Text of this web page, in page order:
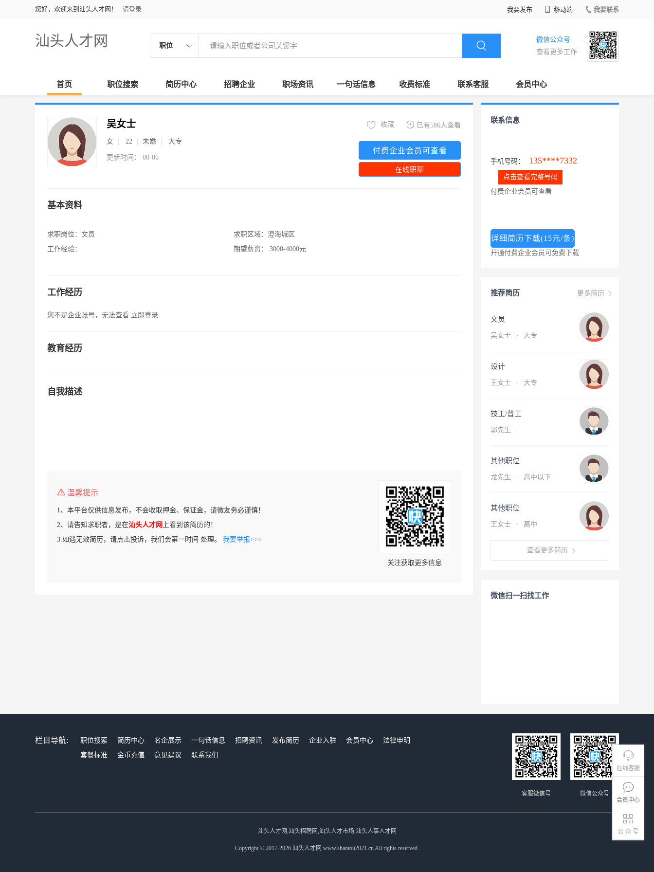
您好，欢迎来到汕头人才网！ 请登录 我要发布 移动端 我要联系
汕头人才网 职位
微信公众号
查看更多工作
首页 职位搜索 简历中心 招聘企业 职场资讯 一句话信息 收费标准 联系客服 会员中心
在线客服
会员中心
公 众 号
吴女士
女 22 未婚 大专
更新时间： 08-06
已有586人查看
收藏
付费企业会员可查看
在线职聊
基本资料
求职岗位： 文员
工作经验：
求职区域： 澄海城区
期望薪资：
3000-4000元
工作经历
您不是企业账号，无法查看 立即登录
教育经历
自我描述
温馨提示
1、本平台仅供信息发布，不会收取押金、保证金，请微友务必谨慎！
2、请告知求职者，是在汕头人才网 上看到该简历的！
3.如遇无效简历，请点击投诉，我们会第一时间 处理。 我要举报>>>
关注获取更多信息
联系信息
手机号码： 135****7332
点击查看完整号码
付费企业会员可查看
详细简历下载(15元/条)
开通付费企业会员可免费下载
更多简历
推荐简历
文员
吴女士 · 大专
设计
王女士 · 大专
技工/普工
郭先生 ·
其他职位
龙先生 · 高中以下
其他职位
王女士 · 高中
查看更多简历
微信扫一扫找工作
栏目导航: 职位搜索 简历中心 名企展示 一句话信息 招聘资讯 发布简历 企业入驻 会员中心
法律申明
套餐标准
金币充值 意见建议 联系我们
微信公众号
客服微信号
汕头人才网,汕头招聘网,汕头人才市场,汕头人事人才网
Copyright © 2017-2026 汕头人才网 www.shantou2021.cn All rights reserved.